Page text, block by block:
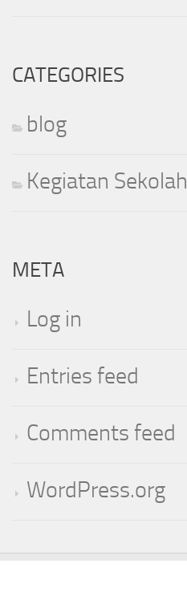
CATEGORIES
blog
Kegiatan Sekolah
META
Log in
Entries feed
Comments feed
WordPress.org